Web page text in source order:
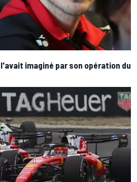
imaginé par son opération du